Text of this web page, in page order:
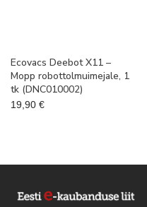
Ecovacs Deebot X11 –
Mopp robottolmuimejale, 1
tk (DNC010002)
19,90 €